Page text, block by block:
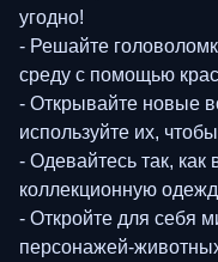
угодно!
- Решайте
среду с помощью
- Открывайте новые
используйте их,
- Одевайтесь так, как
коллекционную
- Откройте для себя
персонажей-